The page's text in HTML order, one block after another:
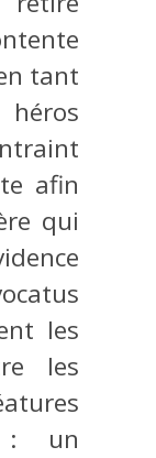
tant
héros
afin
qui
les
les
: un